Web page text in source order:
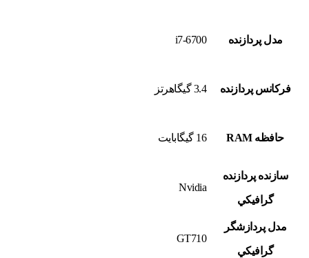
مدل پردازنده i7-6700
فرکانس پردازنده 3.4 گيگاهرتز
حافظه RAM 16 گيگابايت
سازنده پردازنده
گرافيکي
Nvidia
مدل پردازشگر
گرافيکي
GT710